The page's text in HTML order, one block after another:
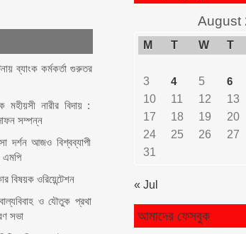
ব্যাংক কর্মকর্তা গুরুতর
মহীয়সী নারীর বিদায় :
সম্পন্ন
দর্শন আজও বিশ্বব্যাপী
বিষয়ক ওরিয়েন্টেশন
ও যৌতুক প্রথা
সভা
August
M T W T
3
4 5 6
10
11 12 13
17
18 19 20
24
25 26 27
31
« Jul
আমাদের ফেসবুক